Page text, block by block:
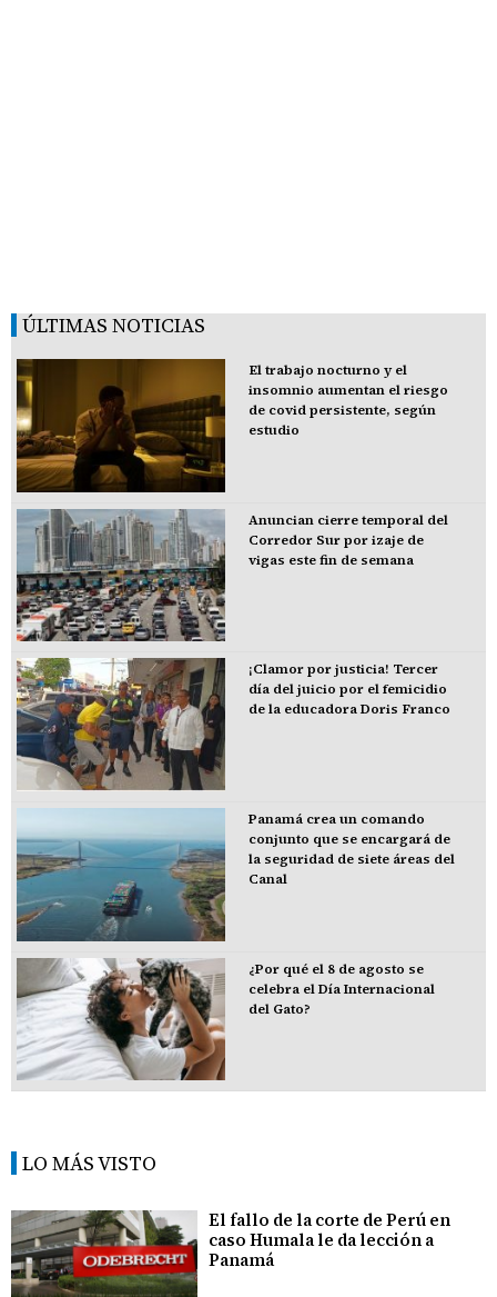
ÚLTIMAS NOTICIAS
El trabajo nocturno y el
insomnio aumentan el riesgo
de covid persistente, según
estudio
Anuncian cierre temporal del
Corredor Sur por izaje de
vigas este fin de semana
¡Clamor por justicia! Tercer
día del juicio por el femicidio
de la educadora Doris Franco
Panamá crea un comando
conjunto que se encargará de
la seguridad de siete áreas del
Canal
¿Por qué el 8 de agosto se
celebra el Día Internacional
del Gato?
LO MÁS VISTO
El fallo de la corte de Perú en
caso Humala le da lección a
Panamá